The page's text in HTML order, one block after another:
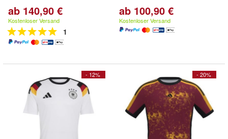
ab 140,90 €
Kostenloser Versand
1
ab 100,90 €
Kostenloser Versand
- 12% - 20%